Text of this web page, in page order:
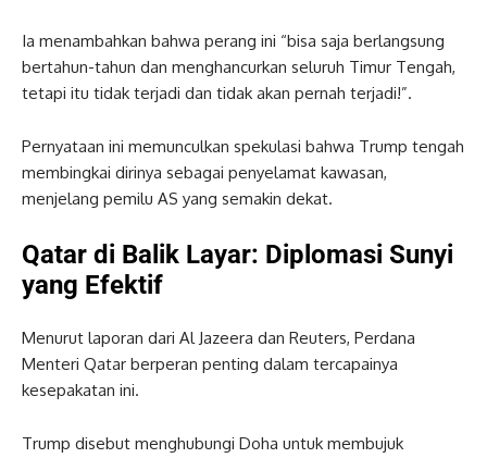
Ia menambahkan bahwa perang ini “bisa saja berlangsung
bertahun-tahun dan menghancurkan seluruh Timur Tengah,
tetapi itu tidak terjadi dan tidak akan pernah terjadi!”.
Pernyataan ini memunculkan spekulasi bahwa Trump tengah
membingkai dirinya sebagai penyelamat kawasan,
menjelang pemilu AS yang semakin dekat.
Qatar di Balik Layar: Diplomasi Sunyi
yang Efektif
Menurut laporan dari Al Jazeera dan Reuters, Perdana
Menteri Qatar berperan penting dalam tercapainya
kesepakatan ini.
Trump disebut menghubungi Doha untuk membujuk